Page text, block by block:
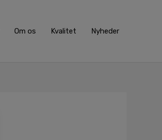
Om os Kvalitet Nyheder